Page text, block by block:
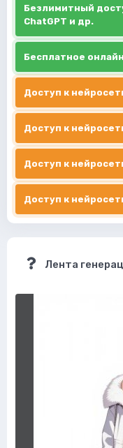
Безлимитный
ChatGPT и др.
Бесплатное
Доступ к
Доступ к
Доступ к
Доступ к
Лента